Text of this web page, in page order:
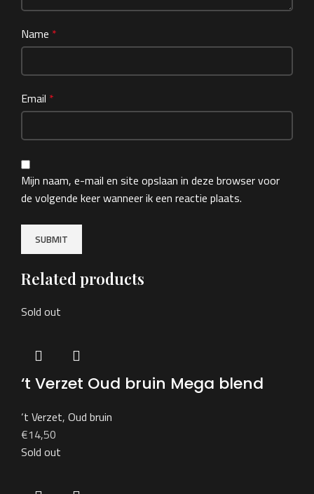
Name *
Email *
Mijn naam, e-mail en site opslaan in deze browser voor
de volgende keer wanneer ik een reactie plaats.
Related products
Sold out
‘t Verzet Oud bruin Mega blend
‘t Verzet, Oud bruin
€14,50
Sold out